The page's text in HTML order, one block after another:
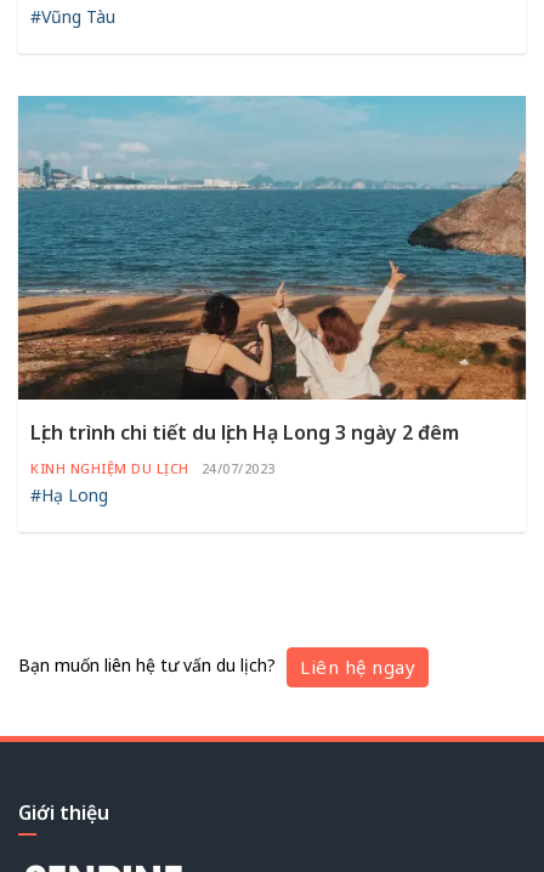
#Vũng Tàu
Lịch trình chi tiết du lịch Hạ Long 3 ngày 2 đêm
KINH NGHIỆM DU LỊCH 24/07/2023
#Hạ Long
Bạn muốn liên hệ tư vấn du lịch? Liên hệ ngay
Giới thiệu